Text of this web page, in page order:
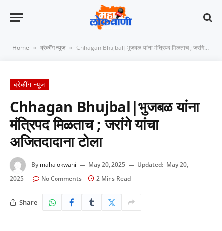
Home » ब्रेकींग न्यूज » Chhagan Bhujbal|भुजबळ यांना मंत्रिपद मिळताच ; जरांगे यांचा अजितदादाना टोला
ब्रेकींग न्यूज
Chhagan Bhujbal|भुजबळ यांना
मंत्रिपद मिळताच ; जरांगे यांचा
अजितदादाना टोला
By mahalokwani May 20, 2025 Updated: May 20,
2025
No Comments 2 Mins Read
Share